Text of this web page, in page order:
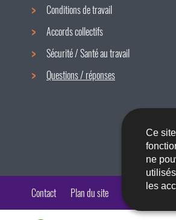
Ce
ne
les
Menu
de
navigation
Conditions de travail
Accords collectifs
Sécurité / Santé au travail
Questions / réponses
Contact Plan du site A propos du site